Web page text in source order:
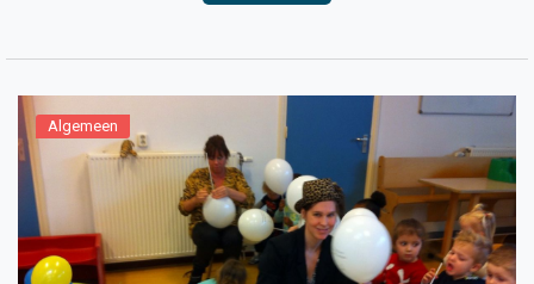
Algemeen